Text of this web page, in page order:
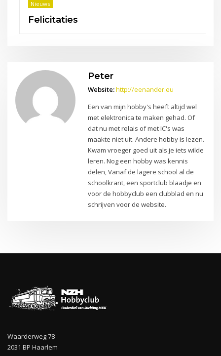
Peter
Website:http://eenander.eu
Een van mijn hobby's heeft altijd wel
met elektronica te maken gehad. Of
dat nu met relais of met IC's was
maakte niet uit. Andere hobby is lezen.
Kwam vroeger goed uit als je iets wilde
leren. Nog een hobby was kennis
delen, Vanaf de lagere school al de
schoolkrant, een sportclub blaadje en
voor de hobbyclub een clubblad en nu
schrijven voor de website.
Waarderweg 78
2031 BP Haarlem